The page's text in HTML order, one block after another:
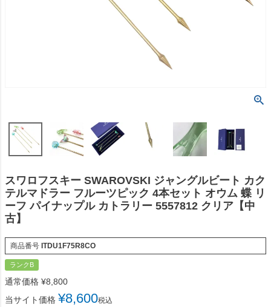
スワロフスキー SWAROVSKI ジャングルビート カク
テルマドラー フルーツピック 4本セット オウム 蝶 リ
ーフ パイナップル カトラリー 5557812 クリア【中
古】
商品番号 ITDU1F75R8CO
ランクB
通常価格 ¥8,800
当サイト価格 ¥8,600税込